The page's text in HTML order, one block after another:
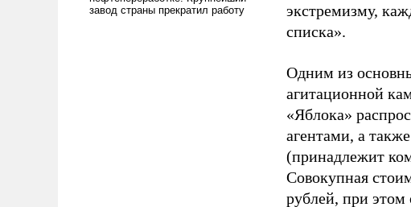
экстремизму,
списка».
Одним из
агитационной
«Яблока»
агентами, а
(принадлежит
Совокупная
рублей, при этом